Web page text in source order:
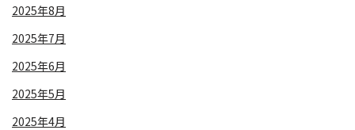
2025年8月
2025年7月
2025年6月
2025年5月
2025年4月